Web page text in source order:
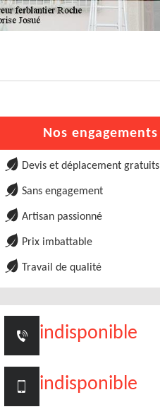
Nos engagements
Devis et déplacement gratuits
Sans engagement
Artisan passionné
Prix imbattable
Travail de qualité
indisponible
indisponible